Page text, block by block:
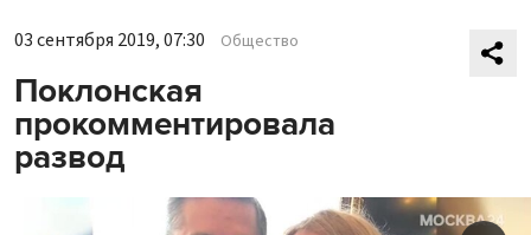
03 сентября 2019, 07:30 Общество
Поклонская
прокомментировала
развод